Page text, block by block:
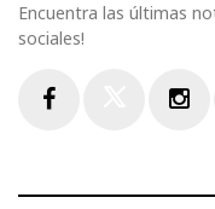
Encuentra las últimas
sociales!